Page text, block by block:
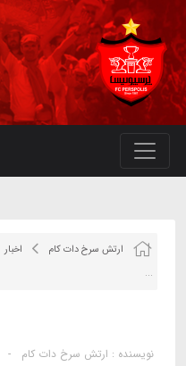
ارتش سرخ دات کام اخبار
...
نویسنده : ارتش سرخ دات کام -